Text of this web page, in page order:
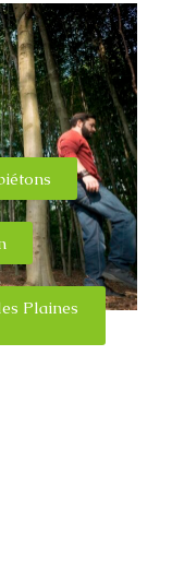
Plaines